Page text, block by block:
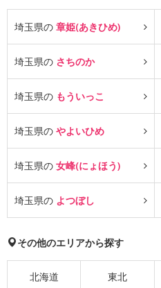
埼玉県の 章姫(あきひめ)
埼玉県の さちのか
埼玉県の もういっこ
埼玉県の やよいひめ
埼玉県の 女峰(にょほう)
埼玉県の よつぼし
その他のエリアから探す
北海道 東北